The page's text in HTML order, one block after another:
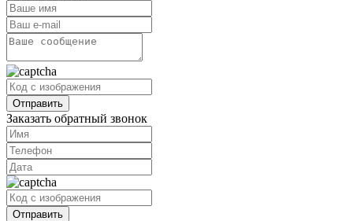
Заказать обратный звонок